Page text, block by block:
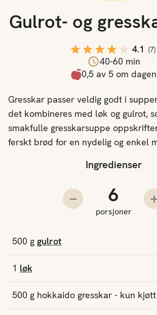
Ingredienser
Trekk fra en porsjon
Antall porsjoner
porsjoner
500 g gulrot
1 løk
500 g hokkaido gresskar - kun kjøtt
Gulrot- og
4.1 (7)
40-60 min
0,5 av 5 om dagen
Gresskar passer veldig godt i
det kombineres med løk og gulrot,
smakfulle gresskarsuppe
ferskt brød for en nydelig og enkel